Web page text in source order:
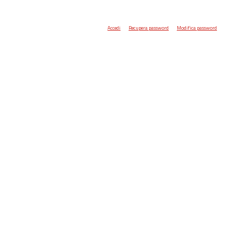
Accedi Recupera password Modifica password